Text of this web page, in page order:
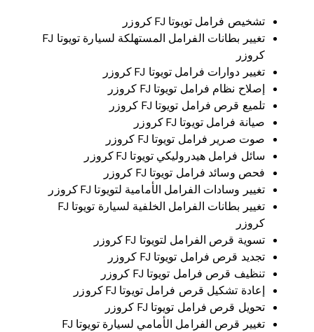
تشخيص فرامل تويوتا FJ كروزر
تغيير بطانات الفرامل المستهلكة لسيارة تويوتا FJ
كروزر
تغيير دوارات فرامل تويوتا FJ كروزر
إصلاح نظام فرامل تويوتا FJ كروزر
تلميع قرص فرامل تويوتا FJ كروزر
صيانة فرامل تويوتا FJ كروزر
صوت صرير فرامل تويوتا FJ كروزر
سائل فرامل هيدروليكي تويوتا FJ كروزر
فحص وسائد فرامل تويوتا FJ كروزر
تغيير وسادات الفرامل الأمامية لتويوتا FJ كروزر
تغيير بطانات الفرامل الخلفية لسيارة تويوتا FJ
كروزر
تسوية قرص الفرامل لتويوتا FJ كروزر
تجديد قرص فرامل تويوتا FJ كروزر
تنظيف قرص فرامل تويوتا FJ كروزر
إعادة تشكيل قرص فرامل تويوتا FJ كروزر
تحويل قرص فرامل تويوتا FJ كروزر
تغيير قرص الفرامل الأمامي لسيارة تويوتا FJ